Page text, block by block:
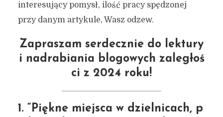
interesujący pomysł, ilość pracy spędzonej
przy danym artykule, Wasz odzew.
Zapraszam serdecznie do lektury
i nadrabiania blogowych zaległoś
ci z 2024 roku!
1. “Piękne miejsca w dzielnicach, p